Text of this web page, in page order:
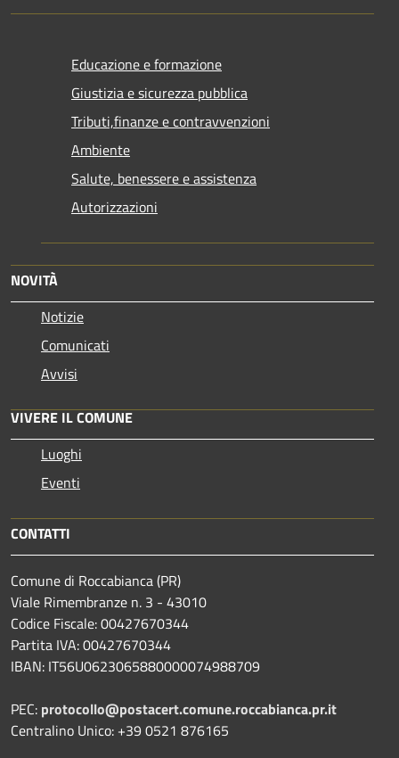
Educazione e formazione
Giustizia e sicurezza pubblica
Tributi,finanze e contravvenzioni
Ambiente
Salute, benessere e assistenza
Autorizzazioni
NOVITÀ
Notizie
Comunicati
Avvisi
VIVERE IL COMUNE
Luoghi
Eventi
CONTATTI
Comune di Roccabianca (PR)
Viale Rimembranze n. 3 - 43010
Codice Fiscale: 00427670344
Partita IVA: 00427670344
IBAN: IT56U0623065880000074988709
PEC: protocollo@postacert.comune.roccabianca.pr.it
Centralino Unico: +39 0521 876165